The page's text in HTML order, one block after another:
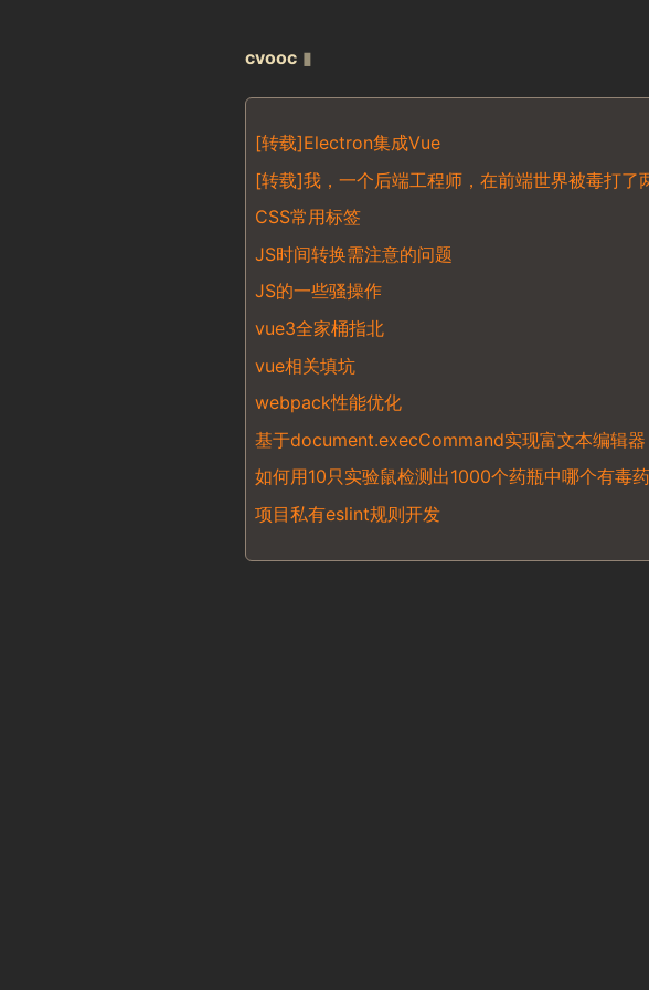
cvooc ▮
[转载]Electron集成Vue
[转载]我，一个后端工程师，在前端世界被毒打了
CSS常用标签
JS时间转换需注意的问题
JS的一些骚操作
vue3全家桶指北
vue相关填坑
webpack性能优化
基于document.execCommand实现富文本编辑器
如何用10只实验鼠检测出1000个药瓶中哪个有毒药
项目私有eslint规则开发